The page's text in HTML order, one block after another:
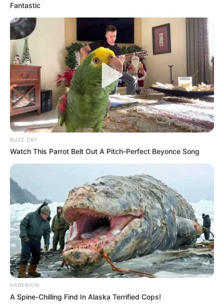
Fantastic
BUZZ DAY
Watch This Parrot Belt Out A Pitch-Perfect Beyonce Song
HABERION
A Spine-Chilling Find In Alaska Terrified Cops!